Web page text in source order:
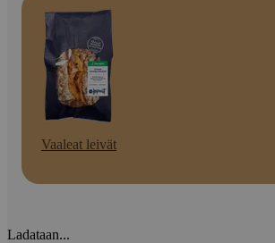
Vaaleat leivät
Ladataan...